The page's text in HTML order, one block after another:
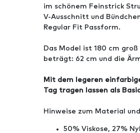
im schönem Feinstrick
V-Ausschnitt und
Regular Fit Passform.
Das Model ist 180 cm
beträgt: 62 cm und die
Mit dem legeren
Tag tragen lassen als
Hinweise zum Material
50% Viskose, 27%